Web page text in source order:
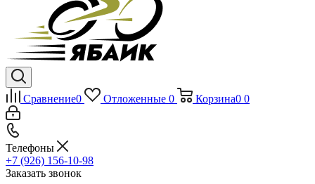
Сравнение0 Отложенные 0 Корзина0 0
Телефоны
+7 (926) 156-10-98
Заказать звонок